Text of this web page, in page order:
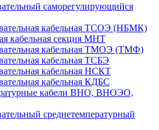
саморегулирующийся
кабельная ТСОЭ (НБМК)
кабельная секция МНТ
кабельная ТМОЭ (ТМФ)
кабельная ТСБЭ
кабельная НСКТ
кабельная КДБС
кабели ВНО, ВНОЭО,
среднетемпературный